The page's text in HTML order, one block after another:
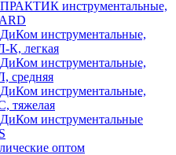
инструментальные,
инструментальные,
К, легкая
инструментальные,
средняя
инструментальные,
тяжелая
инструментальные
оптом